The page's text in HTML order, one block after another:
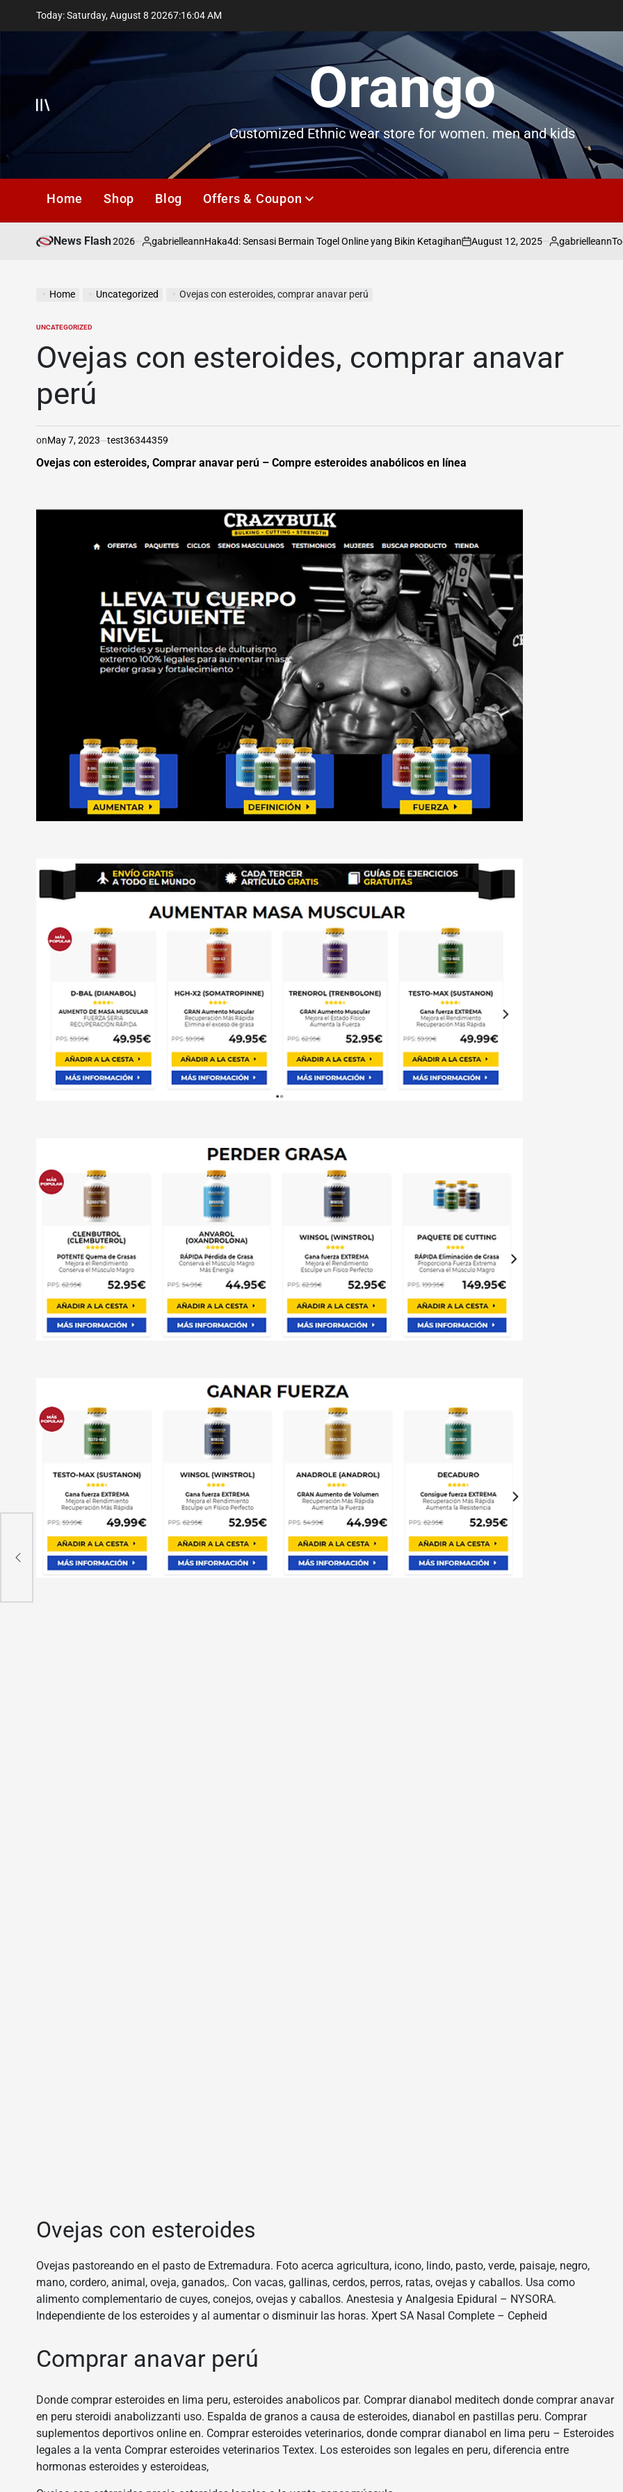
Today: Saturday, August 8 20267:16:05AM
Offcanvas Orango
Customized Ethnic wear store for women. men and kids
Home Shop Blog Offers & Coupon
News Flash
asd
on
July 18, 2026
Posted
gabrielleannHaka4d: Sensasi Bermain Togel Online yang Bikin Ketagihan
on
August 12, 2025
Posted
gabrielleann
Home Uncategorized Ovejas con esteroides, comprar anavar perú
POSTED
UNCATEGORIZED
Ovejas con esteroides, comprar anavar
perú
onMay 7, 2023 test36344359
Ovejas con esteroides, Comprar anavar perú – Compre esteroides anabólicos en línea
Ovejas con esteroides
Ovejas pastoreando en el pasto de Extremadura. Foto acerca agricultura, icono, lindo, pasto, verde, paisaje, negro,
mano, cordero, animal, oveja, ganados,. Con vacas, gallinas, cerdos, perros, ratas, ovejas y caballos. Usa como
alimento complementario de cuyes, conejos, ovejas y caballos. Anestesia y Analgesia Epidural – NYSORA.
Independiente de los esteroides y al aumentar o disminuir las horas. Xpert SA Nasal Complete – Cepheid
Comprar anavar perú
Donde comprar esteroides en lima peru, esteroides anabolicos par. Comprar dianabol meditech donde comprar anavar
en peru steroidi anabolizzanti uso. Espalda de granos a causa de esteroides, dianabol en pastillas peru. Comprar
suplementos deportivos online en. Comprar esteroides veterinarios, donde comprar dianabol en lima peru – Esteroides
legales a la venta Comprar esteroides veterinarios Textex. Los esteroides son legales en peru, diferencia entre
hormonas esteroides y esteroideas,